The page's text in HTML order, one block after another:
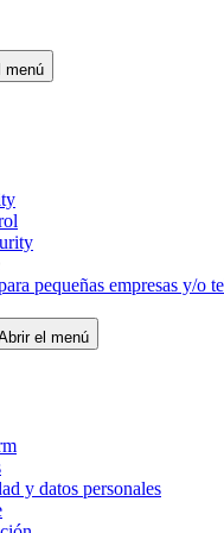
menú
pequeñas empresas y/o
el menú
y datos personales